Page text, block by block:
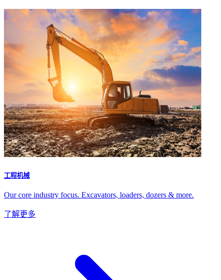
工程机械
Our core industry focus. Excavators, loaders, dozers & more.
了解更多